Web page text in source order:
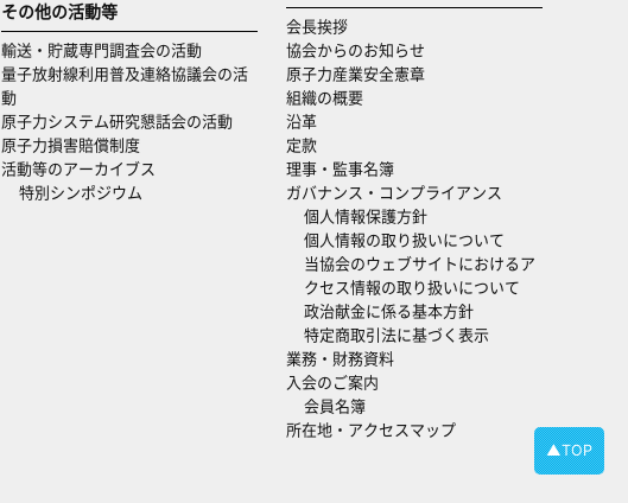
▲TOP
その他の活動等
輸送・貯蔵専門調査会の活動
量子放射線利用普及連絡協議会の活
動
原子力システム研究懇話会の活動
原子力損害賠償制度
活動等のアーカイブス
特別シンポジウム
会長挨拶
協会からのお知らせ
原子力産業安全憲章
組織の概要
沿革
定款
理事・監事名簿
ガバナンス・コンプライアンス
個人情報保護方針
個人情報の取り扱いについて
当協会のウェブサイトにおけるア
クセス情報の取り扱いについて
政治献金に係る基本方針
特定商取引法に基づく表示
業務・財務資料
入会のご案内
会員名簿
所在地・アクセスマップ